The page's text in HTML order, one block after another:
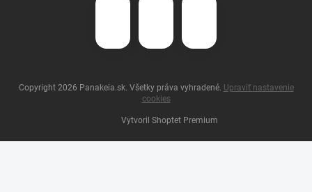
Vytvoril Shoptet Premium
Copyright 2026 Panakeia.sk. Všetky práva vyhradené. Upraviť nastavenie
cookies